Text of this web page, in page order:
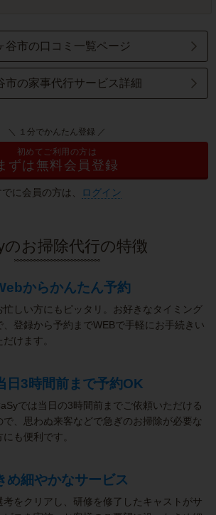
谷市の口コミ一覧ページ
市の家事代行サービス詳細
＼ １分でかんたん登録 ／
初めてご利用の方は
ずは無料会員登録
でに会員の方は、 ログイン
のお掃除代行の特徴
からかんたん予約
忙しい方にもピッタリ。お好きなタイミング
、登録から予約までWEBで手軽にお手続きい
だけます。
日3時間前まで予約OK
では当日の3時間前までご依頼いただける
で、思わぬ来客などで急ぎのお掃除が必要な
にも便利です。
め細やかなサービス
考をクリアし、研修を修了したキャストがサ